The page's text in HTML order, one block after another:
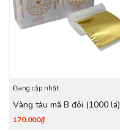
Đang cập nhật
Vàng tàu mã B đôi (1000 lá)
170.000₫